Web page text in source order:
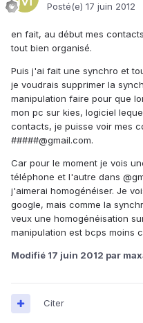
Posté(e) 17 juin 2012
en fait, au début mes
tout bien organisé.
Puis j'ai fait une synchro et
je voudrais supprimer la
manipulation faire pour que
mon pc sur kies, logiciel
contacts, je puisse voir mes
#####@gmail.com.
Car pour le moment je vois
téléphone et l'autre dans
j'aimerai homogénéiser. Je
google, mais comme la
veux une homogénéisation
manipulation est bcps moins
Modifié 17 juin 2012 par
Citer